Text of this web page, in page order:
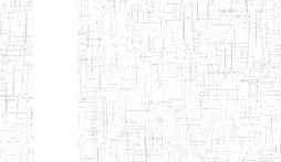
Etablissements
d'enseignement
secondaire
technique